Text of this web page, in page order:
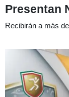
Presentan
Recibirán a más